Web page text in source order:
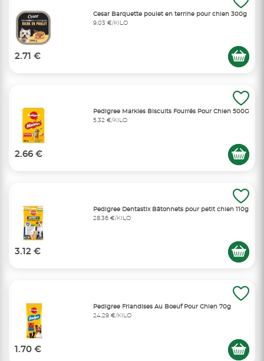
Cesar Barquette poulet en terrine pour chien 300g
9,03 €/KILO
2.71 €
Pedigree Markies Biscuits Fourrés Pour Chien 500G
5,32 €/KILO
2.66 €
Pedigree Dentastix Bâtonnets pour petit chien 110g
28,36 €/KILO
3.12 €
Pedigree Friandises Au Boeuf Pour Chien 70g
24,29 €/KILO
1.70 €